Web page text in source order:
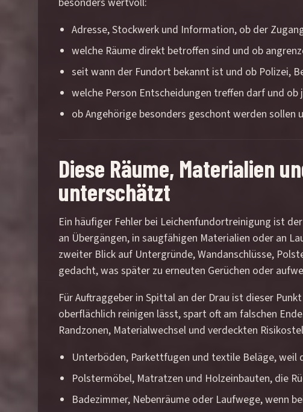
Adresse, Stockwerk und Information, ob der
welche Räume direkt betroffen sind und ob
seit wann der Fundort bekannt ist und ob Polizei,
welche Person Entscheidungen treffen darf und
ob Angehörige besonders geschont werden
Diese Räume, Materialien
unterschätzt
Ein häufiger Fehler bei Leichenfundortreinigung ist
an Übergängen, in saugfähigen Materialien oder an
zweiter Blick auf Untergründe, Wandanschlüsse,
gedacht, was später zu erneuten Gerüchen oder
Für Auftraggeber in Spittal an der Drau ist dieser
oberflächlich reinigen lässt, spart oft am falschen
Randzonen, Materialwechsel und verdeckten
Unterböden, Parkettfugen und textile Beläge,
Polstermöbel, Matratzen und Holzeinbauten, die
Badezimmer, Nebenräume oder Laufwege, wenn